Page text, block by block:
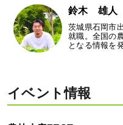
鈴木 雄人
茨城県石岡市
就職。全国の
となる情報を
イベント情報